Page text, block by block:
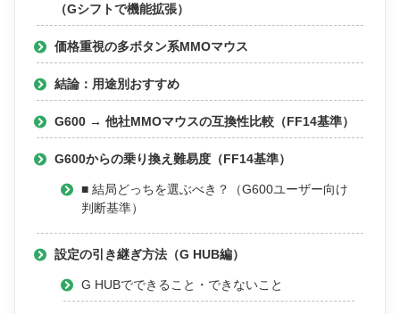
（Gシフトで機能拡張）
価格重視の多ボタン系MMOマウス
結論：用途別おすすめ
G600 → 他社MMOマウスの互換性比較（FF14基準）
G600からの乗り換え難易度（FF14基準）
■ 結局どっちを選ぶべき？（G600ユーザー向け
判断基準）
設定の引き継ぎ方法（G HUB編）
G HUBでできること・できないこと